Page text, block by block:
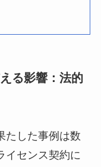
る影響：法的
たした事例は数
イセンス契約に